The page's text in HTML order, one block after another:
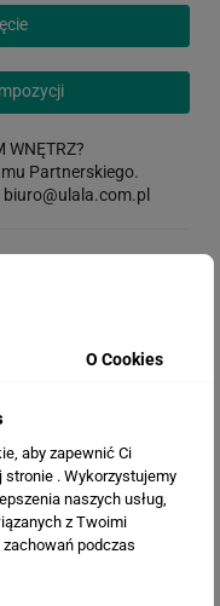
WNĘTRZ?
Partnerskiego.
biuro@ulala.com.pl
O Cookies
aby zapewnić Ci
. Wykorzystujemy
naszych usług,
z Twoimi
podczas